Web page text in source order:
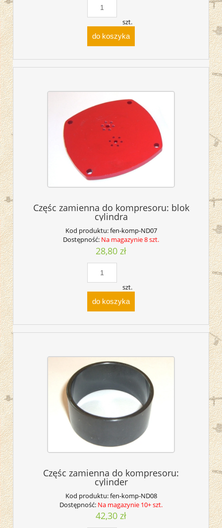
szt.
do koszyka
Częśc zamienna do kompresoru: blok
cylindra
Kod produktu:fen-komp-ND07
Dostępność: Na magazynie 8 szt.
28,80 zł
szt.
do koszyka
Częśc zamienna do kompresoru:
cylinder
Kod produktu:fen-komp-ND08
Dostępność: Na magazynie 10+ szt.
42,30 zł